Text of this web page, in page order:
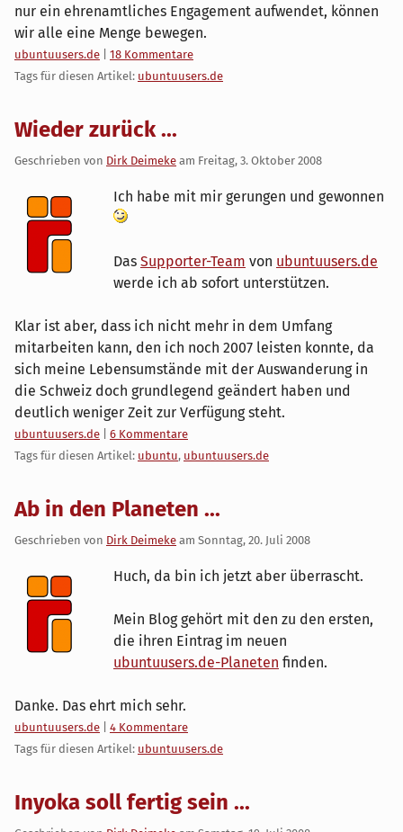
nur ein ehrenamtliches Engagement aufwendet, können
wir alle eine Menge bewegen.
Kategorien:
ubuntuusers.de
18 Kommentare
Tags für diesen Artikel: ubuntuusers.de
Wieder zurück ...
Geschrieben von Dirk Deimeke am Freitag, 3. Oktober 2008
Ich habe mit mir gerungen und gewonnen
Das Supporter-Team von ubuntuusers.de
werde ich ab sofort unterstützen.
Klar ist aber, dass ich nicht mehr in dem Umfang
mitarbeiten kann, den ich noch 2007 leisten konnte, da
sich meine Lebensumstände mit der Auswanderung in
die Schweiz doch grundlegend geändert haben und
deutlich weniger Zeit zur Verfügung steht.
Kategorien:
ubuntuusers.de
6 Kommentare
Tags für diesen Artikel: ubuntu, ubuntuusers.de
Ab in den Planeten ...
Geschrieben von Dirk Deimeke am Sonntag, 20. Juli 2008
Huch, da bin ich jetzt aber überrascht.
Mein Blog gehört mit den zu den ersten,
die ihren Eintrag im neuen
ubuntuusers.de-Planeten finden.
Danke. Das ehrt mich sehr.
Kategorien:
ubuntuusers.de
4 Kommentare
Tags für diesen Artikel: ubuntuusers.de
Inyoka soll fertig sein ...